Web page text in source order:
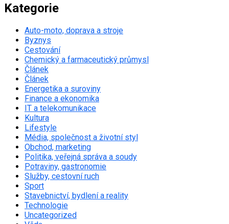
Kategorie
Auto-moto, doprava a stroje
Byznys
Cestování
Chemický a farmaceutický průmysl
Článek
Článek
Energetika a suroviny
Finance a ekonomika
IT a telekomunikace
Kultura
Lifestyle
Média, společnost a životní styl
Obchod, marketing
Politika, veřejná správa a soudy
Potraviny, gastronomie
Služby, cestovní ruch
Sport
Stavebnictví, bydlení a reality
Technologie
Uncategorized